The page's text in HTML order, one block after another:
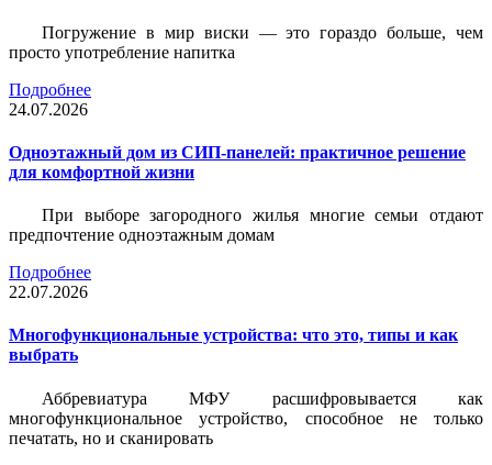
Погружение в мир виски — это гораздо больше, чем
просто употребление напитка
Подробнее
24.07.2026
Одноэтажный дом из СИП-панелей: практичное решение
для комфортной жизни
При выборе загородного жилья многие семьи отдают
предпочтение одноэтажным домам
Подробнее
22.07.2026
Многофункциональные устройства: что это, типы и как
выбрать
Аббревиатура МФУ расшифровывается как
многофункциональное устройство, способное не только
печатать, но и сканировать